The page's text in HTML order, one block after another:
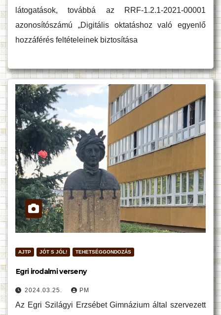
látogatások, továbbá az RRF-1.2.1-2021-00001
azonosítószámú „Digitális oktatáshoz való egyenlő
hozzáférés feltételeinek biztosítása
AJTP JÓT S JÓL! TEHETSÉGGONDOZÁS
Egri irodalmi verseny
2024.03.25. PM
Az Egri Szilágyi Erzsébet Gimnázium által szervezett